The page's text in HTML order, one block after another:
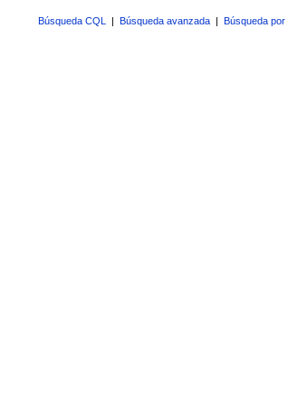
Búsqueda CQL Búsqueda avanzada Búsqueda por